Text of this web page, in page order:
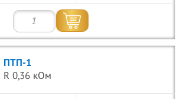
ПТП-1
R 0,36 кОм